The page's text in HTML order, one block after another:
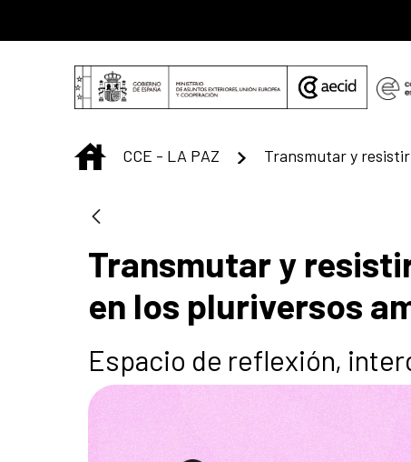
INICIO
CCE - LA PAZ
Transmutar y
en los pluriversos
Espacio de reflexión,